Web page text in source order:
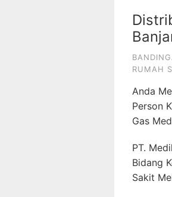
RUMAH
Anda
Person
Gas
PT.
Bidang
Sakit